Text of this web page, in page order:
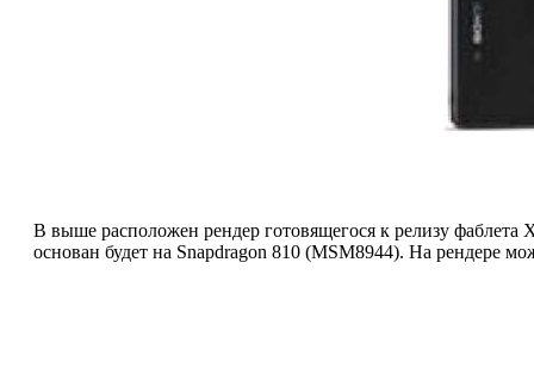
В выше расположен рендер готовящегося к релизу фаблета
основан будет на Snapdragon 810 (MSM8944). На рендере